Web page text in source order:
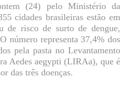
(24) pelo Ministério da
cidades brasileiras estão em
de risco de surto de dengue,
número representa 37,4% dos
pela pasta no Levantamento
Aedes aegypti (LIRAa), que é
das três doenças.